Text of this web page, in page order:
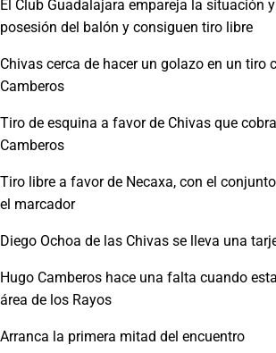
El Club Guadalajara empareja la situación
posesión del balón y consiguen tiro libre
Chivas cerca de hacer un golazo en un tiro
Camberos
Tiro de esquina a favor de Chivas que
Camberos
Tiro libre a favor de Necaxa, con el
el marcador
Diego Ochoa de las Chivas se lleva una
Hugo Camberos hace una falta cuando
área de los Rayos
Arranca la primera mitad del encuentro